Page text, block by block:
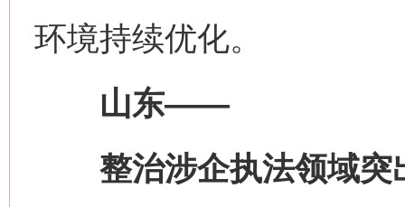
环境持续优化。
山东——
整治涉企执法领域突